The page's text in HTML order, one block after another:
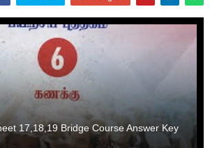
17,18,19 Bridge Course Answer Key